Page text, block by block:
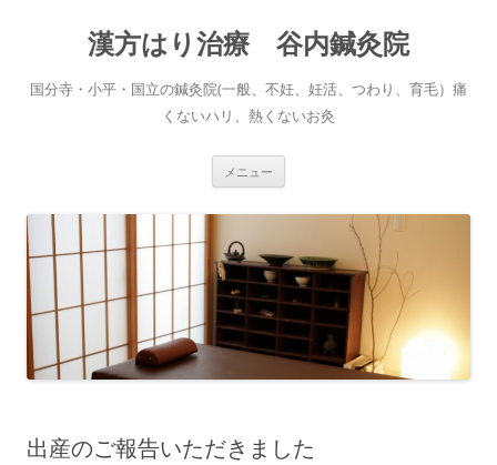
へ
ス
漢方はり治療 谷内鍼灸院
国分寺・小平・国立の鍼灸院(一般、不妊、妊活、つわり、育毛）痛
くないハリ、熱くないお灸
メニュー
出産のご報告いただきました